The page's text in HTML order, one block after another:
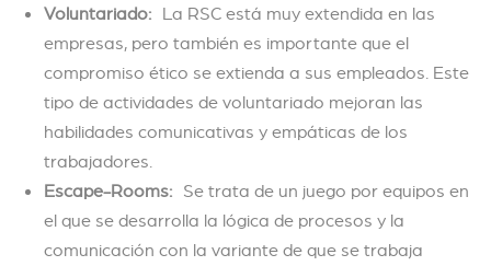
Voluntariado: La RSC está muy extendida en las
empresas, pero también es importante que el
compromiso ético se extienda a sus empleados. Este
tipo de actividades de voluntariado mejoran las
habilidades comunicativas y empáticas de los
trabajadores.
Escape-Rooms: Se trata de un juego por equipos en
el que se desarrolla la lógica de procesos y la
comunicación con la variante de que se trabaja